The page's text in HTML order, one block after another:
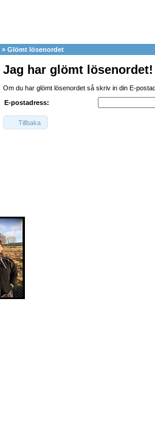
»Glömt lösenordet
Jag har glömt lösenordet!
Om du har glömt lösenordet så skriv in din E-
E-postadress:
Tillbaka